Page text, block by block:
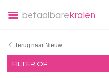
betaalbare kralen
Terug naar Nieuw
FILTER OP